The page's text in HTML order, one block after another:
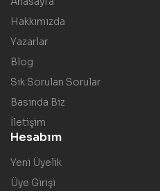
Hakkımızda
Yazarlar
Blog
Sık Sorulan Sorular
Basında Biz
İletişim
Hesabım
Yeni Üyelik
Üye Girişi